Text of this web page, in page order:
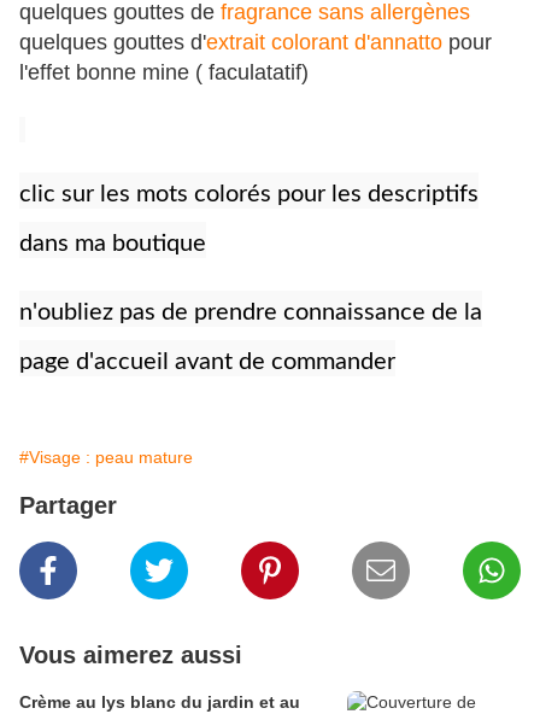
quelques gouttes de fragrance sans allergènes
quelques gouttes d'extrait colorant d'annatto pour
l'effet bonne mine ( faculatatif)
clic sur les mots colorés pour les descriptifs
dans ma boutique
n'oubliez pas de prendre connaissance de la
page d'accueil avant de commander
#Visage : peau mature
Partager
Vous aimerez aussi
Crème au lys blanc du jardin et au